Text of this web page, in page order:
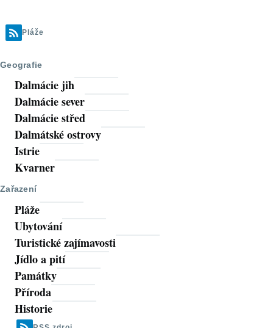
Pláže
Geografie
Dalmácie jih
Dalmácie sever
Dalmácie střed
Dalmátské ostrovy
Istrie
Kvarner
Zařazení
Pláže
Ubytování
Turistické zajímavosti
Jídlo a pití
Památky
Příroda
Historie